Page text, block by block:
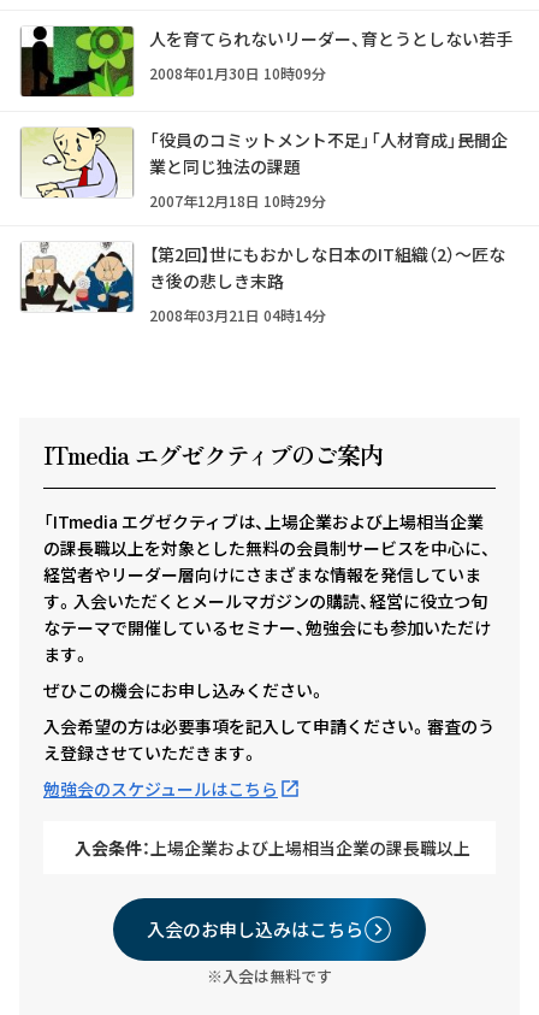
人を育てられないリーダー、育とうとしない若手
2008年01月30日 10時09分
「役員のコミットメント不足」「人材育成」――民間企
業と同じ独法の課題
2007年12月18日 10時29分
【第2回】世にもおかしな日本のIT組織（2）～匠な
き後の悲しき末路
2008年03月21日 04時14分
ITmedia エグゼクティ ブのご案内
「ITmedia エグゼクティブは、上場企業および上場相当企業
の課長職以上を対象とした無料の会員制サービスを中心に、
経営者やリーダー層向けにさまざまな情報を発信していま
す。入会いただくとメールマガジンの購読、経営に役立つ旬
なテーマで開催しているセミナー、勉強会にも参加いただけ
ます。
ぜひこの機会にお申し込みください。
入会希望の方は必要事項を記入して申請ください。審査のう
え登録させていただきます。
勉強会のスケジュールはこちら
入会条件： 上場企業および上場相当企業の課長職以上
入会のお申し込みはこちら
※入会は無料です